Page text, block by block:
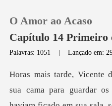
Loja
O Amor ao Acaso
Capítulo 14 Primeiro
Palavras: 1051 |Lançado em: